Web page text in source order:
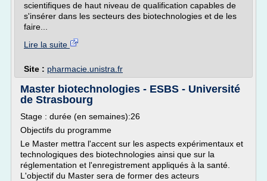
scientifiques de haut niveau de qualification capables de
s'insérer dans les secteurs des biotechnologies et de les
faire...
Lire la suite
Site : pharmacie.unistra.fr
Master biotechnologies - ESBS - Université
de Strasbourg
Stage : durée (en semaines):26
Objectifs du programme
Le Master mettra l'accent sur les aspects expérimentaux et
technologiques des biotechnologies ainsi que sur la
réglementation et l'enregistrement appliqués à la santé.
L'objectif du Master sera de former des acteurs